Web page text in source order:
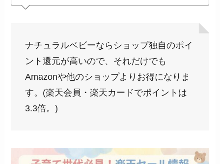
ナチュラルベビーならショップ独自のポイ
ント還元が高いので、それだけでも
Amazonや他のショップよりお得になりま
す。(楽天会員・楽天カードでポイントは
3.3倍。)